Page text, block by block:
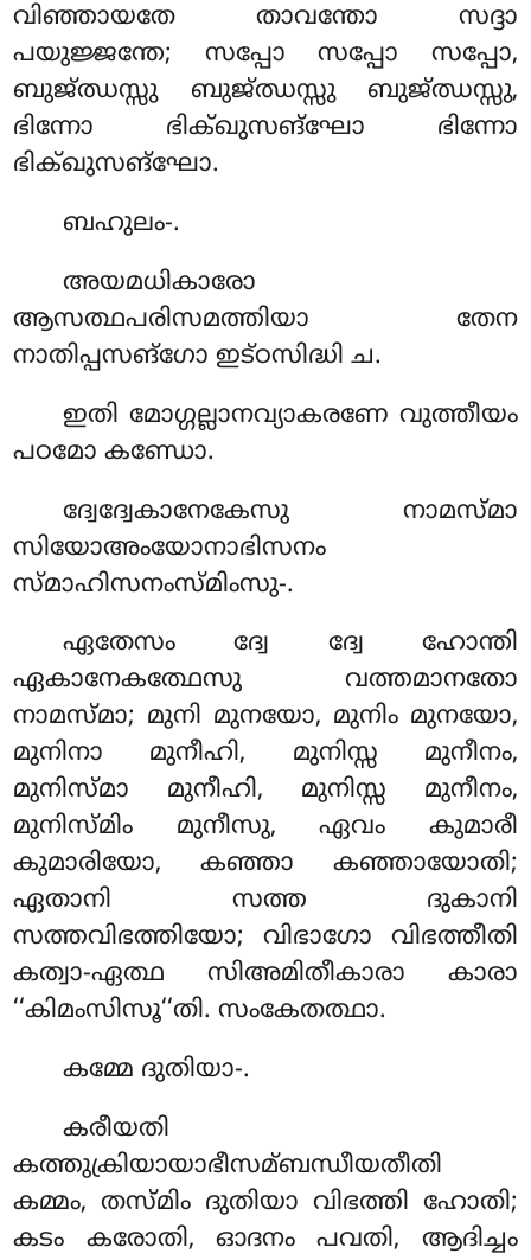
വിഞ്ഞായതേ താവന്തോ സദ്ദാ
പയുജ്ജന്തേ; സപ്പോ സപ്പോ സപ്പോ,
ബുജ്ഝസ്സു ബുജ്ഝസ്സു ബുജ്ഝസ്സു,
ഭിന്നോ ഭിക്ഖുസങ്ഘോ ഭിന്നോ
ഭിക്ഖുസങ്ഘോ.
ബഹുലം-.
അയമധികാരോ
ആസത്ഥപരിസമത്തിയാ തേന
നാതിപ്പസങ്ഗോ ഇട്ഠസിദ്ധി ച.
ഇതി മോഗ്ഗല്ലാനവ്യാകരണേ വുത്തീയം
പഠമോ കണ്ഡോ.
ദ്വേദ്വേകാനേകേസു നാമസ്മാ
സിയോഅംയോനാഭിസനം
സ്മാഹിസനംസ്മിംസു-.
ഏതേസം ദ്വേ ദ്വേ ഹോന്തി
ഏകാനേകത്ഥേസു വത്തമാനതോ
നാമസ്മാ; മുനി മുനയോ, മുനിം മുനയോ,
മുനിനാ മുനീഹി, മുനിസ്സ മുനീനം,
മുനിസ്മാ മുനീഹി, മുനിസ്സ മുനീനം,
മുനിസ്മിം മുനീസു, ഏവം കുമാരീ
കുമാരിയോ, കഞ്ഞാ കഞ്ഞായോതി;
ഏതാനി സത്ത ദുകാനി
സത്തവിഭത്തിയോ; വിഭാഗോ വിഭത്തീതി
കത്വാ-ഏത്ഥ സിഅമിതീകാരാ കാരാ
‘‘കിമംസിസൂ‘‘തി. സംകേതത്ഥാ.
കമ്മേ ദുതിയാ-.
കരീയതി
കത്തുക്രിയായാഭീസമ്ബന്ധീയതീതി
കമ്മം, തസ്മിം ദുതിയാ വിഭത്തി ഹോതി;
കടം കരോതി, ഓദനം പവതി, ആദിച്ചം